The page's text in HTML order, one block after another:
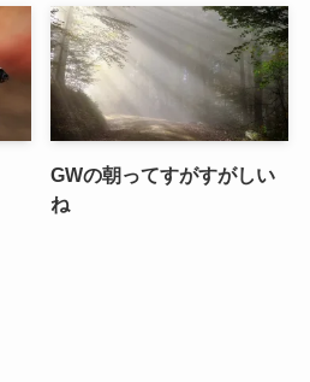
GWの朝ってすがすがしい
ね